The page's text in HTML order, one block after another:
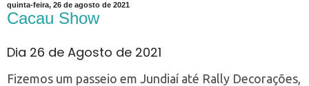
quinta-feira, 26 de agosto de 2021
Cacau Show
Dia 26 de Agosto de 2021
Fizemos um passeio em Jundiaí até Rally Decorações,